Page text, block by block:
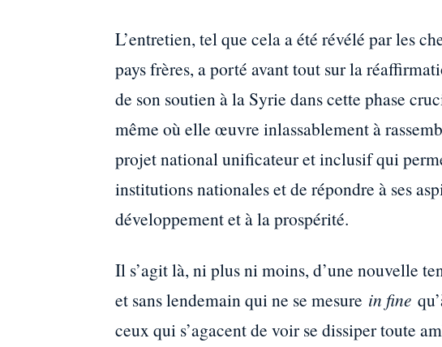
L’entretien, tel que cela a été révélé par les
pays frères, a porté avant tout sur la
de son soutien à la Syrie dans cette phase
même où elle œuvre inlassablement à
projet national unificateur et inclusif qui
institutions nationales et de répondre à ses
développement et à la prospérité.
Il s’agit là, ni plus ni moins, d’une nouvelle
et sans lendemain qui ne se mesure in fine
ceux qui s’agacent de voir se dissiper toute